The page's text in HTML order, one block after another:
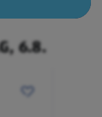
6.8.